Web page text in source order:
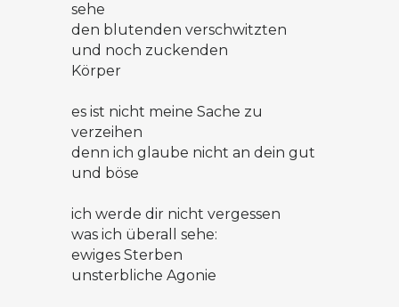
sehe
den blutenden verschwitzten
und noch zuckenden
Körper
es ist nicht meine Sache zu
verzeihen
denn ich glaube nicht an dein gut
und böse
ich werde dir nicht vergessen
was ich überall sehe:
ewiges Sterben
unsterbliche Agonie